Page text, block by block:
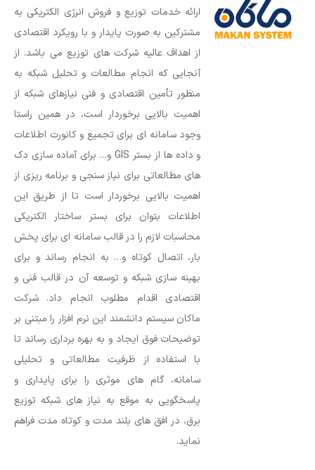
ارائه خدمات توزیع و فروش انرژی الکتریکی به
مشترکین به صورت پایدار و با رویکرد اقتصادی
از اهداف عالیه شرکت های توزیع می باشد. از
آنجایی که انجام مطالعات و تحلیل شبکه به
منظور تأمین اقتصادی و فنی نیازهای شبکه از
اهمیت بالایی برخوردار است، در همین راستا
وجود سامانه ای برای تجمیع و کانورت اطلاعات
و داده ها از بستر GIS و… برای آماده سازی دک
های مطالعاتی برای نیاز سنجی و برنامه ریزی از
اهمیت بالایی برخوردار است تا از طریق این
اطلاعات بتوان برای بستر ساختار الکتریکی
محاسبات لازم را در قالب سامانه ای برای پخش
بار، اتصال کوتاه و… به انجام رساند و برای
بهینه سازی شبکه و توسعه آن در قالب فنی و
اقتصادی اقدام مطلوب انجام داد. شرکت
ماکان سیستم دانشمند این نرم افزار را مبتنی بر
توضیحات فوق ایجاد و به بهره برداری رساند تا
با استفاده از ظرفیت مطالعاتی و تحلیلی
سامانه، گام های موثری را برای پایداری و
پاسخگویی به موقع به نیاز های شبکه توزیع
برق، در افق های بلند مدت و کوتاه مدت فراهم
نماید.